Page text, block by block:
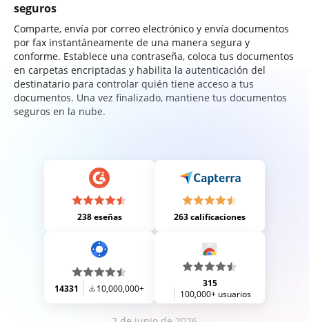
seguros
Comparte, envía por correo electrónico y envía documentos
por fax instantáneamente de una manera segura y
conforme. Establece una contraseña, coloca tus documentos
en carpetas encriptadas y habilita la autenticación del
destinatario para controlar quién tiene acceso a tus
documentos. Una vez finalizado, mantiene tus documentos
seguros en la nube.
238 eseñas 263 calificaciones
14331 10,000,000+
315
100,000+ usuarios